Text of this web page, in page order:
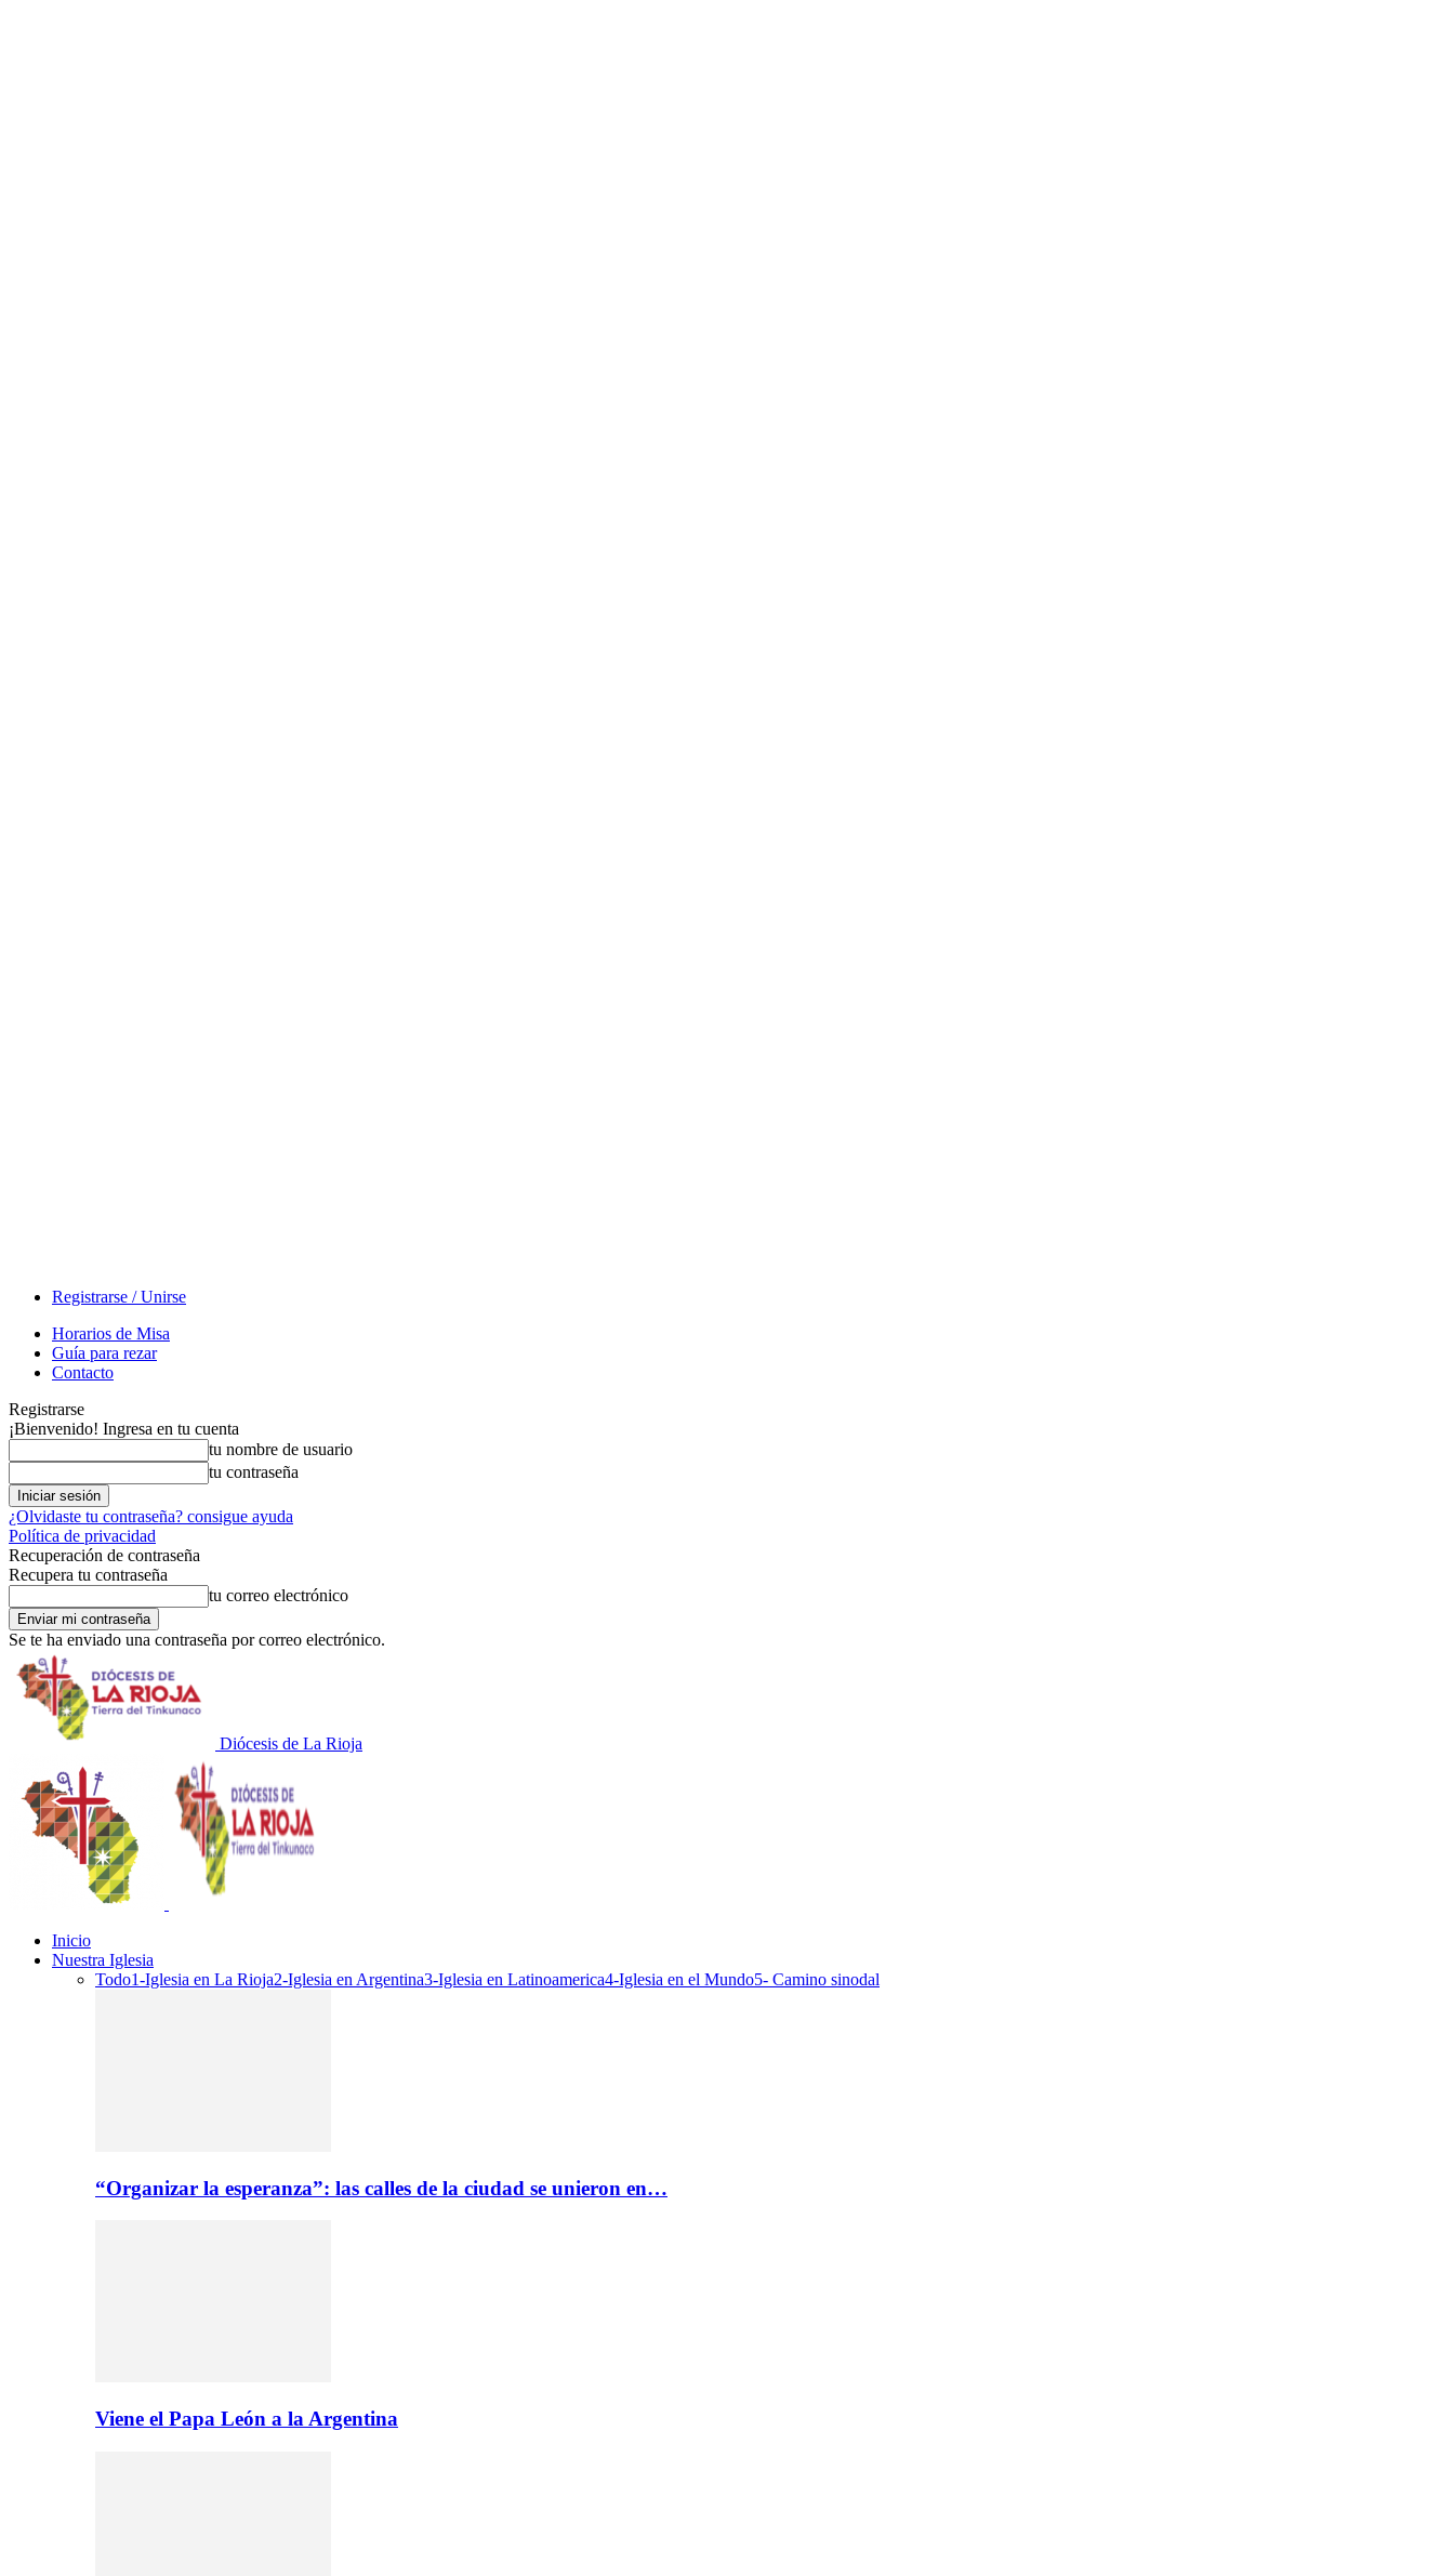
Registrarse / Unirse
Horarios de Misa
Guía para rezar
Contacto
Registrarse
¡Bienvenido! Ingresa en tu cuenta
tu nombre de usuario
tu contraseña
¿Olvidaste tu contraseña? consigue ayuda
Política de privacidad
Recuperación de contraseña
Recupera tu contraseña
tu correo electrónico
Se te ha enviado una contraseña por correo electrónico.
Diócesis de La Rioja
Inicio
Nuestra Iglesia
Todo1-Iglesia en La Rioja2-Iglesia en Argentina3-Iglesia en Latinoamerica4-Iglesia en el Mundo5- Camino sinodal
“Organizar la esperanza”: las calles de la ciudad se unieron en…
Viene el Papa León a la Argentina